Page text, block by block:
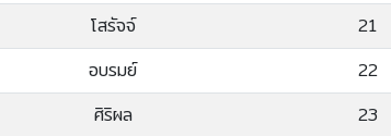
โสรัจจ์
21
อบรมย์
22
ศิริผล
23